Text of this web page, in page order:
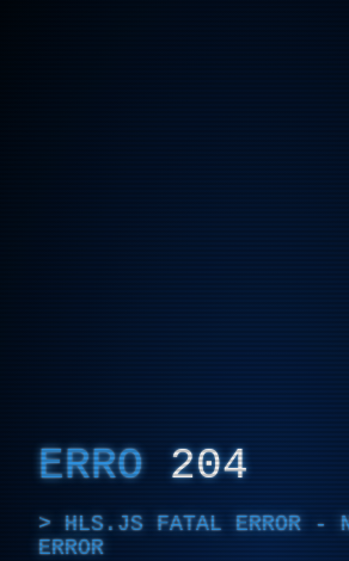
ERRO 204
HLS.JS FATAL ERROR -
ERROR